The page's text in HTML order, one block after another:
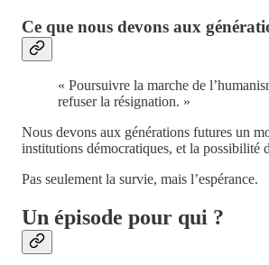
Ce que nous devons aux
« Poursuivre la marche de
refuser la résignation. »
Nous devons aux générations futures un
institutions démocratiques, et la possibilité
Pas seulement la survie, mais l’espérance.
Un épisode pour qui ?